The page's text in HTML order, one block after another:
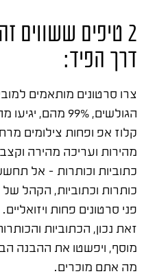
2 טיפים ששווים
דרך הפיד:
צרו סרטונים מותאמים
הגולשים, 99%
קלוז אפ ופחות צילומים
מהירות ועריכה מהירה
כתוביות וכותרות – אל
כותרות וכתוביות, הקהל
פני סרטונים פחות
זאת נכון, הכתוביות
מוסף, ויפשטו את ההבנה
מה אתם מוכרים.